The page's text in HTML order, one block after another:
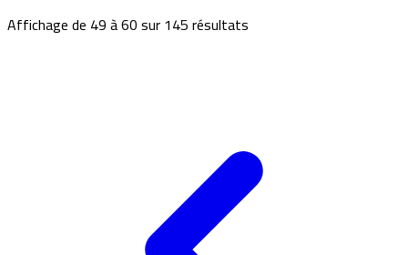
Affichage de 49à60sur145résultats